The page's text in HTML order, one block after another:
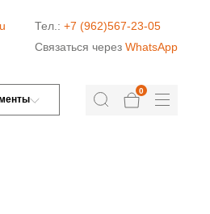
Тел.: +7 (962)567-23-05
Связаться через WhatsApp
0